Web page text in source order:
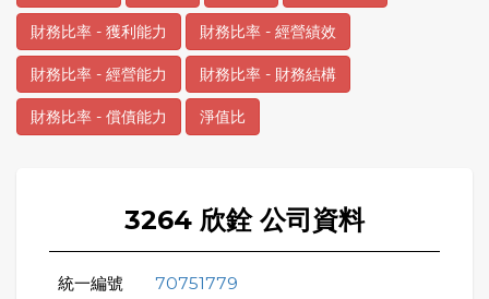
財務比率 - 獲利能力 財務比率 - 經營績效
財務比率 - 經營能力 財務比率 - 財務結構
財務比率 - 償債能力 淨值比
3264 欣銓 公司資料
統一編號 70751779